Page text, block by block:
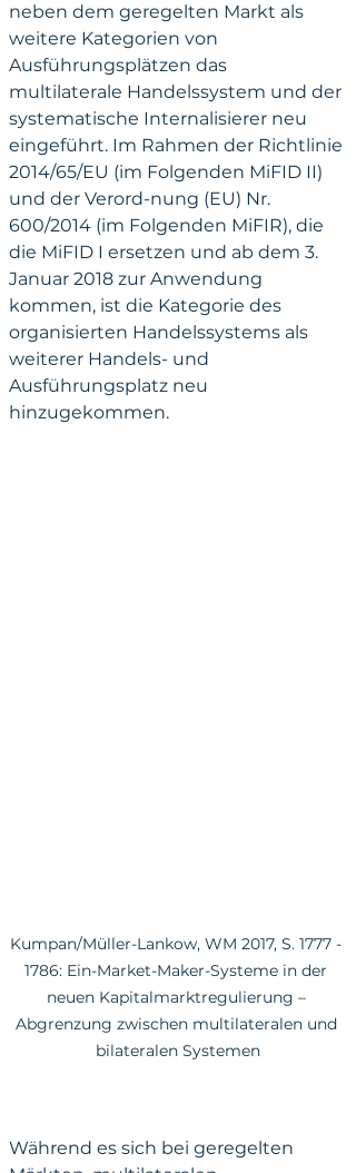
neben dem geregelten Markt als
weitere Kategorien von
Ausführungsplätzen das
multilaterale Handelssystem und der
systematische Internalisierer neu
eingeführt. Im Rahmen der Richtlinie
2014/65/EU (im Folgenden MiFID II)
und der Verord-nung (EU) Nr.
600/2014 (im Folgenden MiFIR), die
die MiFID I ersetzen und ab dem 3.
Januar 2018 zur Anwendung
kommen, ist die Kategorie des
organisierten Handelssystems als
weiterer Handels- und
Ausführungsplatz neu
hinzugekommen.
Kumpan/Müller-Lankow, WM 2017, S. 1777 -
1786: Ein-Market-Maker-Systeme in der
neuen Kapitalmarktregulierung –
Abgrenzung zwischen multilateralen und
bilateralen Systemen
Während es sich bei geregelten